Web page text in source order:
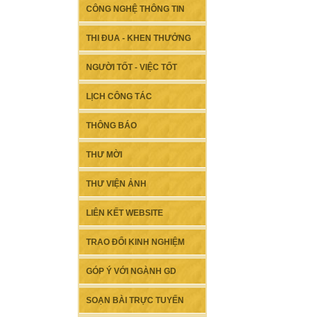
CÔNG NGHỆ THÔNG TIN
THI ĐUA - KHEN THƯỞNG
NGƯỜI TỐT - VIỆC TỐT
LỊCH CÔNG TÁC
THÔNG BÁO
THƯ MỜI
THƯ VIỆN ẢNH
LIÊN KẾT WEBSITE
TRAO ĐỔI KINH NGHIỆM
GÓP Ý VỚI NGÀNH GD
SOẠN BÀI TRỰC TUYẾN